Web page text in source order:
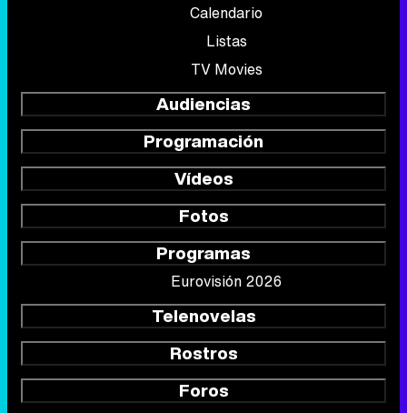
Calendario
Listas
TV Movies
Audiencias
Programación
Vídeos
Fotos
Programas
Eurovisión 2026
Telenovelas
Rostros
Foros